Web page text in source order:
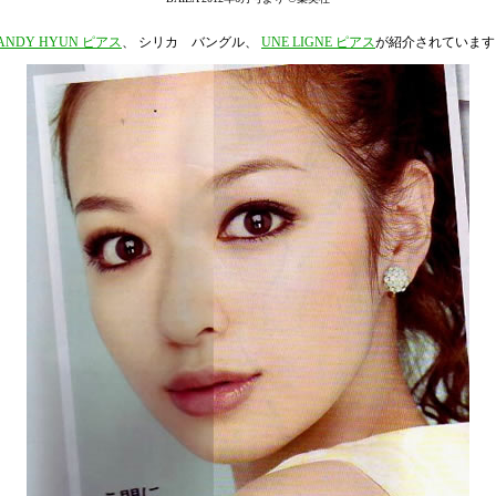
HYUN ピアス、 シリカ バングル、 UNE LIGNE ピアスが紹介されていま